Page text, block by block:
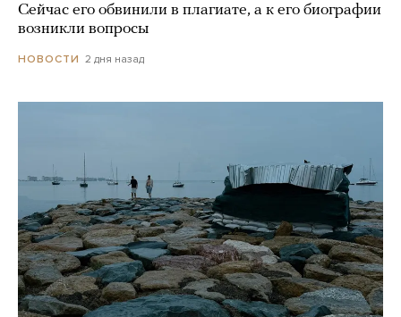
Сейчас его обвинили в плагиате, а к его биографии
возникли вопросы
НОВОСТИ 2 дня назад